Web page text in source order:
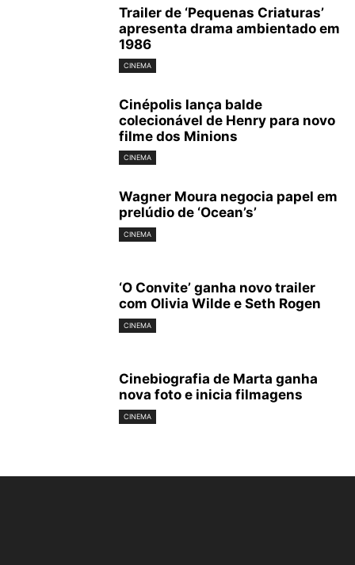
Trailer de ‘Pequenas Criaturas’
apresenta drama ambientado em
1986
CINEMA
Cinépolis lança balde
colecionável de Henry para novo
filme dos Minions
CINEMA
Wagner Moura negocia papel em
prelúdio de ‘Ocean’s’
CINEMA
‘O Convite’ ganha novo trailer
com Olivia Wilde e Seth Rogen
CINEMA
Cinebiografia de Marta ganha
nova foto e inicia filmagens
CINEMA